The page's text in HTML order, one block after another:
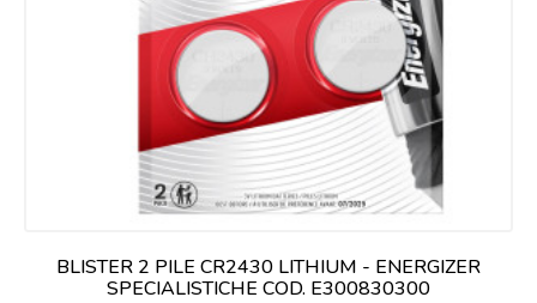
BLISTER 2 PILE CR2430 LITHIUM - ENERGIZER
SPECIALISTICHE COD. E300830300